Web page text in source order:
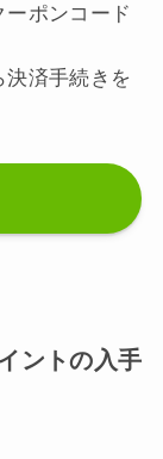
ポンコード
済手続きを
ントの入手